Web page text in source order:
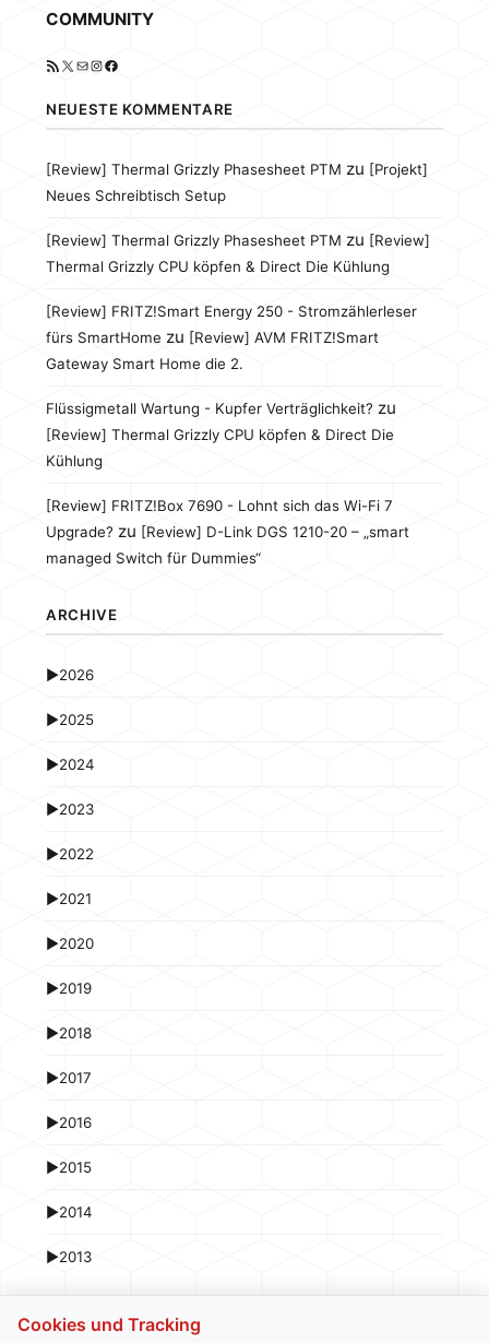
COMMUNITY
RSS-Feed
X E-MailInstagram
Facebook
NEUESTE KOMMENTARE
[Review] Thermal Grizzly Phasesheet PTM zu [Projekt]
Neues Schreibtisch Setup
[Review] Thermal Grizzly Phasesheet PTM zu [Review]
Thermal Grizzly CPU köpfen & Direct Die Kühlung
[Review] FRITZ!Smart Energy 250 - Stromzählerleser
fürs SmartHome zu [Review] AVM FRITZ!Smart
Gateway Smart Home die 2.
Flüssigmetall Wartung - Kupfer Verträglichkeit? zu
[Review] Thermal Grizzly CPU köpfen & Direct Die
Kühlung
[Review] FRITZ!Box 7690 - Lohnt sich das Wi-Fi 7
Upgrade? zu [Review] D-Link DGS 1210-20 – „smart
managed Switch für Dummies“
ARCHIVE
►2026
►2025
►2024
►2023
►2022
►2021
►2020
►2019
►2018
►2017
►2016
►2015
►2014
►2013
Cookies und Tracking